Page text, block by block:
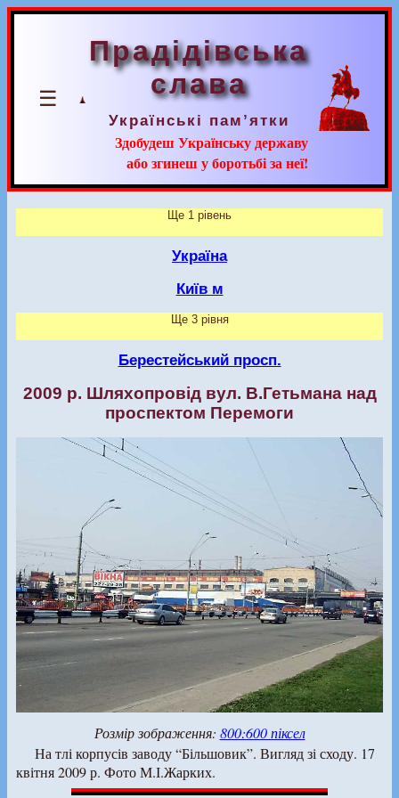
☰
Прадідівська
слава
Українські пам’ятки
Здобудеш Українську державу
або згинеш у боротьбі за неї!
Ще 1 рівень
Україна
Київ м
Ще 3 рівня
Берестейський просп.
2009 р. Шляхопровід вул. В.Гетьмана над
проспектом Перемоги
Розмір зображення: 800:600 піксел
На тлі корпусів заводу “Більшовик”. Вигляд зі сходу. 17
квітня 2009 р. Фото М.І.Жарких.